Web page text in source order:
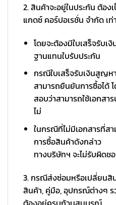
2. สินค้าจะอยู่ในประกัน ต้อ
แกดซ์ คอร์ปอเรชั่น จำกัด เท่
โดยจะต้องมีใบเสร็จรับเ
ฐานแทนใบรับประกัน
กรณีใบเสร็จรับเงินสูญห
สามารถยืนยันการซื้อได้
สอบว่าสามารถใช้เอกสา
ไม่
ในกรณีที่ไม่มีเอกสารที่ส
การซื้อสินค้าดังกล่าว
ทางบริษัทฯ จะไม่รับผิดช
3. กรณีส่งซ่อมหรือเปลี่ยนสิ
สินค้า, คู่มือ, อุปกรณ์ต่างๆ